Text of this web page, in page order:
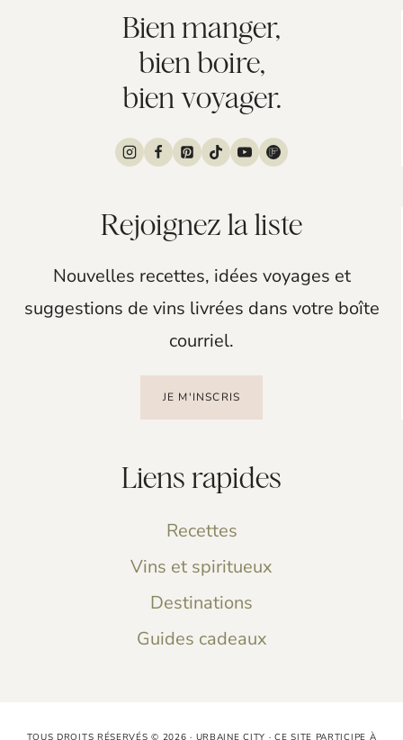
Bien manger,
bien boire,
bien voyager.
Rejoignez la liste
Nouvelles recettes, idées voyages et
suggestions de vins livrées dans votre boîte
courriel.
JE M'INSCRIS
Liens rapides
Recettes
Vins et spiritueux
Destinations
Guides cadeaux
TOUS DROITS RÉSERVÉS © 2026 · URBAINE CITY · CE SITE PARTICIPE À